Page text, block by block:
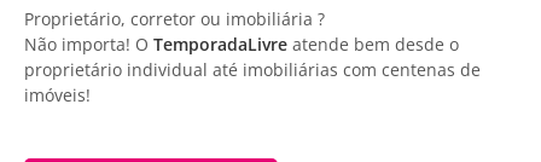
Proprietário, corretor ou imobiliária ?
Não importa! O TemporadaLivre atende bem desde o
proprietário individual até imobiliárias com centenas de
imóveis!